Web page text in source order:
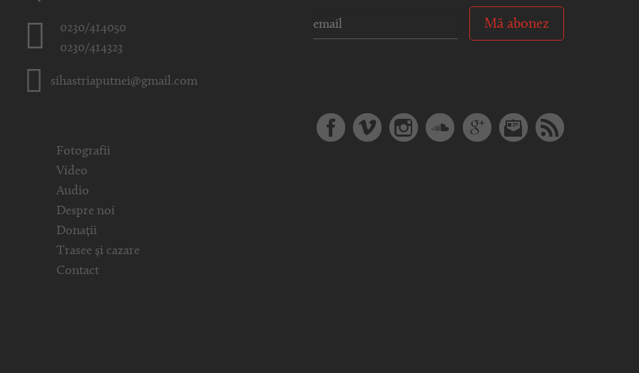
0230/414050
0230/414323
sihastriaputnei@gmail.com
Fotografii
Video
Audio
Despre noi
Donații
Trasee și cazare
Contact
Mă abonez